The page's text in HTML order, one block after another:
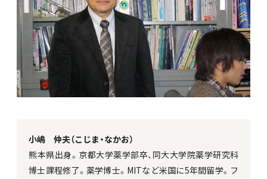
小嶋 仲夫（こじま・なかお）
熊本県出身。京都大学薬学部卒、同大大学院薬学研究科
博士課程修了。薬学博士。MITなど米国に5年間留学。フ